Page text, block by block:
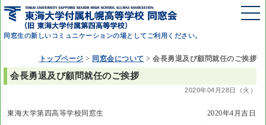
同窓生の新しいコミュニケーションの場としてご利用ください。
トップページ > 同窓会について > 会長勇退及び顧問就任のご挨拶
会長勇退及び顧問就任のご挨拶
2020年04月28日（火）
東海大学第四高等学校同窓生
2020年4月吉日